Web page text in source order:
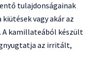
tulajdonságainak
vagy akár az
A kamillateából készült
az irritált,